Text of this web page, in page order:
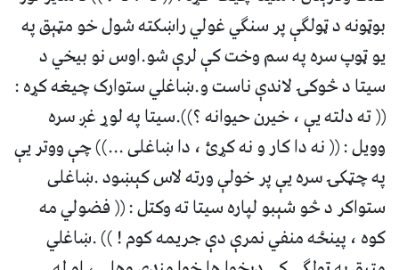
بوټونه د ټولګې پر سنګي غولي راښکته شول خو مټېق په
یو ټوپ سره په سم وخت کې لرې شو.اوس نو بیخي د
سیتا د څوکۍ لاندې ناست و.ښاغلي ستوارک چیغه کړه :
(( ته دلته یې ، خیرن حیوانه ؟)).سیتا په لوړ غږ سره
وویل : (( نه دا کار و نه کړئ ، دا ښاغلی ...)) چې ووتر یې
په چټکۍ سره یې پر خولې ورته لاس کېښود .ښاغلی
ستواکر د څو شېبو لپاره سیتا ته وکتل : (( فضولي مه
کوه ، پینځه منفي نمرې دې جریمه کوم ! )) .ښاغلي